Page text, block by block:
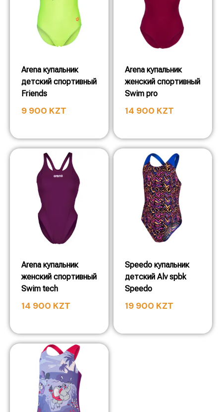
Arena купальник
детский спортивный
Friends
9 900 KZT
Arena купальник
женский спортивный
Swim pro
14 900 KZT
Arena купальник
женский спортивный
Swim tech
14 900 KZT
Speedo купальник
детский Alv spbk
Speedo
19 900 KZT